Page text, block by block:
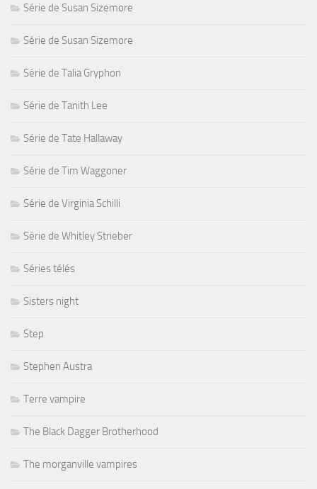
Série de Susan Sizemore
Série de Susan Sizemore
Série de Talia Gryphon
Série de Tanith Lee
Série de Tate Hallaway
Série de Tim Waggoner
Série de Virginia Schilli
Série de Whitley Strieber
Séries télés
Sisters night
Step
Stephen Austra
Terre vampire
The Black Dagger Brotherhood
The morganville vampires